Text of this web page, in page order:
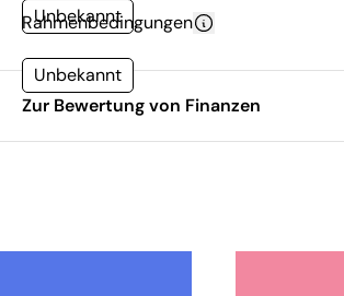
Unbekannt
Rahmenbedingungen
Unbekannt
Zur Bewertung von Finanzen